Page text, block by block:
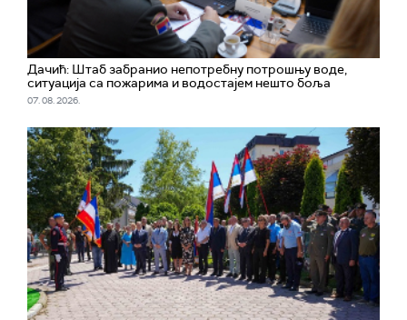
Дачић: Штаб забранио непотребну потрошњу воде,
ситуација са пожарима и водостајем нешто боља
07. 08. 2026.